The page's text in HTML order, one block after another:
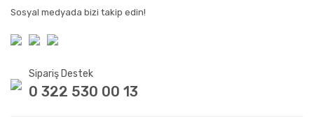
Sosyal medyada bizi takip edin!
Sipariş Destek
0 322 530 00 13